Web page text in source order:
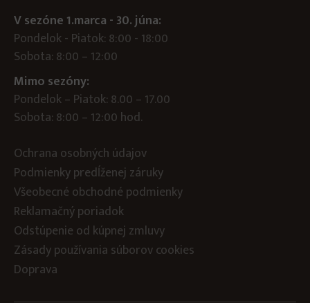
V sezóne 1.marca - 30. júna:
Pondelok - Piatok: 8:00 - 18:00
Sobota: 8:00 – 12:00
Mimo sezóny:
Pondelok – Piatok: 8.00 – 17.00
Sobota: 8:00 – 12:00 hod.
Ochrana osobných údajov
Podmienky predĺženej záruky
Všeobecné obchodné podmienky
Reklamačný poriadok
Odstúpenie od kúpnej zmluvy
Zásady používania súborov cookies
Doprava